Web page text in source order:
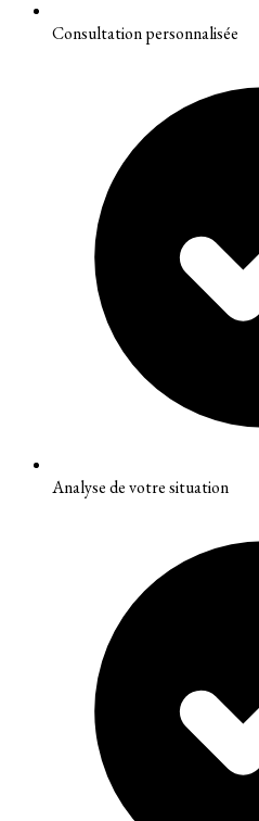
Consultation personnalisée
Analyse de votre situation